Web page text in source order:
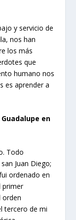
y servicio de
nos han
los más
que
humano nos
es aprender a
en
Todo
Juan Diego;
ordenado en
primer
orden
tercero de mi